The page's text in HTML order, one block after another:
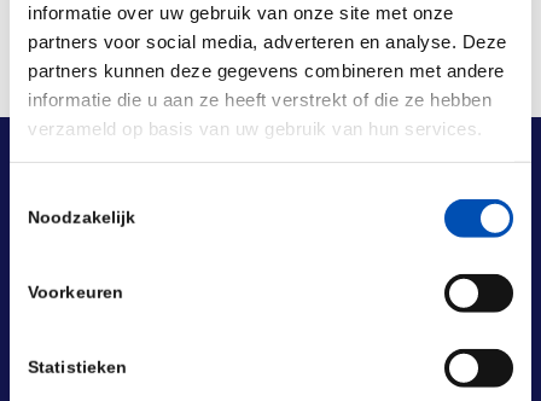
informatie over uw gebruik van onze site met onze
partners voor social media, adverteren en analyse. Deze
partners kunnen deze gegevens combineren met andere
informatie die u aan ze heeft verstrekt of die ze hebben
verzameld op basis van uw gebruik van hun services.
Noodzakelijk
Voorkeuren
Statistieken